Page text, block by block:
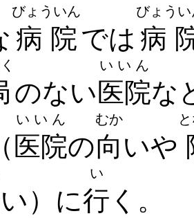
病院
びょういん
では 病
びょう
のない医院
いいん
な
（医院
いいん
の向
むか
いや
い）に行
い
く。